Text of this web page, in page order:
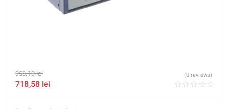
958,10lei
718,58 lei
(0 reviews)